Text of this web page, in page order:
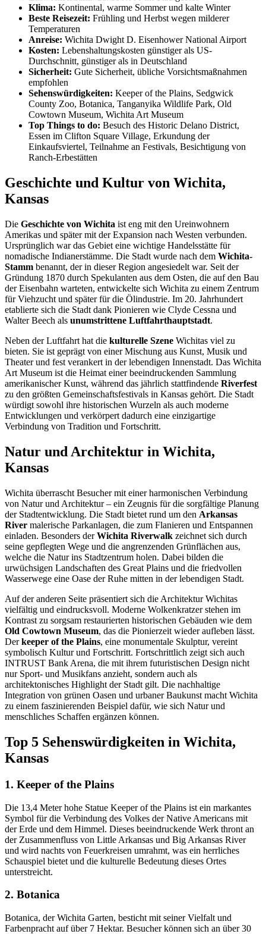
Klima: Kontinental, warme Sommer und kalte Winter
Beste Reisezeit: Frühling und Herbst wegen milderer
Temperaturen
Anreise: Wichita Dwight D. Eisenhower National Airport
Kosten: Lebenshaltungskosten günstiger als US-
Durchschnitt, günstiger als in Deutschland
Sicherheit: Gute Sicherheit, übliche Vorsichtsmaßnahmen
empfohlen
Sehenswürdigkeiten: Keeper of the Plains, Sedgwick
County Zoo, Botanica, Tanganyika Wildlife Park, Old
Cowtown Museum, Wichita Art Museum
Top Things to do: Besuch des Historic Delano District,
Essen im Clifton Square Village, Erkundung der
Einkaufsviertel, Teilnahme an Festivals, Besichtigung von
Ranch-Erbestätten
Geschichte und Kultur von Wichita,
Kansas
Die Geschichte von Wichita ist eng mit den Ureinwohnern
Amerikas und später mit der Expansion nach Westen verbunden.
Ursprünglich war das Gebiet eine wichtige Handelsstätte für
nomadische Indianerstämme. Die Stadt wurde nach dem Wichita-
Stamm benannt, der in dieser Region angesiedelt war. Seit der
Gründung 1870 durch Spekulanten aus dem Osten, die auf den Bau
der Eisenbahn warteten, entwickelte sich Wichita zu einem Zentrum
für Viehzucht und später für die Ölindustrie. Im 20. Jahrhundert
etablierte sich die Stadt dank Pionieren wie Clyde Cessna und
Walter Beech als unumstrittene Luftfahrthauptstadt.
Neben der Luftfahrt hat die kulturelle Szene Wichitas viel zu
bieten. Sie ist geprägt von einer Mischung aus Kunst, Musik und
Theater und fest verankert in der lebendigen Innenstadt. Das Wichita
Art Museum ist die Heimat einer beeindruckenden Sammlung
amerikanischer Kunst, während das jährlich stattfindende Riverfest
zu den größten Gemeinschaftsfestivals in Kansas gehört. Die Stadt
würdigt sowohl ihre historischen Wurzeln als auch moderne
Entwicklungen und verkörpert dadurch eine einzigartige
Verbindung von Tradition und Fortschritt.
Natur und Architektur in Wichita,
Kansas
Wichita überrascht Besucher mit einer harmonischen Verbindung
von Natur und Architektur – ein Zeugnis für die sorgfältige Planung
der Stadtentwicklung. Die Stadt bietet rund um den Arkansas
River malerische Parkanlagen, die zum Flanieren und Entspannen
einladen. Besonders derWichita Riverwalk zeichnet sich durch
seine gepflegten Wege und die angrenzenden Grünflächen aus,
welche die Natur ins Stadtzentrum holen. Dabei bilden die
urwüchsigen Landschaften des Great Plains und die friedvollen
Wasserwege eine Oase der Ruhe mitten in der lebendigen Stadt.
Auf der anderen Seite präsentiert sich die Architektur Wichitas
vielfältig und eindrucksvoll. Moderne Wolkenkratzer stehen im
Kontrast zu sorgsam restaurierten historischen Gebäuden wie dem
Old Cowtown Museum, das die Pionierzeit wieder aufleben lässt.
Derkeeper of the Plains, eine monumentale Skulptur, vereint
symbolisch Kultur und Fortschritt. Fortschrittlich zeigt sich auch
INTRUST Bank Arena, die mit ihrem futuristischen Design nicht
nur Sport- und Musikfans anzieht, sondern auch als
architektonisches Highlight der Stadt gilt. Die nachhaltige
Integration von grünen Oasen und urbaner Baukunst macht Wichita
zu einem faszinierenden Beispiel dafür, wie sich Natur und
menschliches Schaffen ergänzen können.
Top 5 Sehenswürdigkeiten in Wichita,
Kansas
1. Keeper of the Plains
Die 13,4 Meter hohe Statue Keeper of the Plains ist ein markantes
Symbol für die Verbindung des Volkes der Native Americans mit
der Erde und dem Himmel. Dieses beeindruckende Werk thront an
der Zusammenfluss von Little Arkansas und Big Arkansas River
und wird nachts von Feuerkreisen umrahmt, was ein herrliches
Schauspiel bietet und die kulturelle Bedeutung dieses Ortes
unterstreicht.
2. Botanica
Botanica, der Wichita Garten, besticht mit seiner Vielfalt und
Farbenpracht auf über 7 Hektar. Besucher können sich an über 30